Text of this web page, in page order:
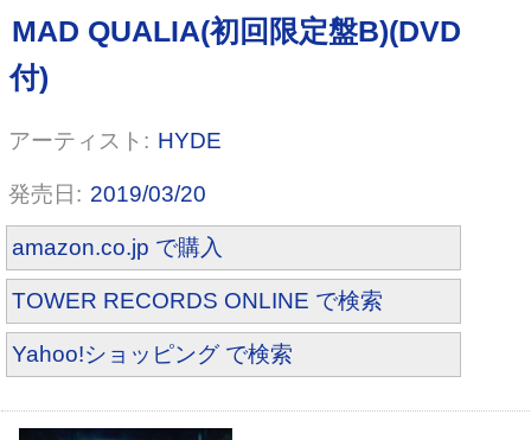
HYDE
2019/03/20
amazon.co.jp で購入
TOWER RECORDS ONLINE で検索
Yahoo!ショッピング で検索
ILLUMINATE